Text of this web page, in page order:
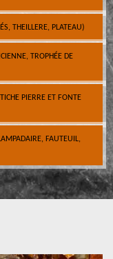
THEILLERE, PLATEAU)
TROPHÉE DE
PIERRE ET FONTE
FAUTEUIL,